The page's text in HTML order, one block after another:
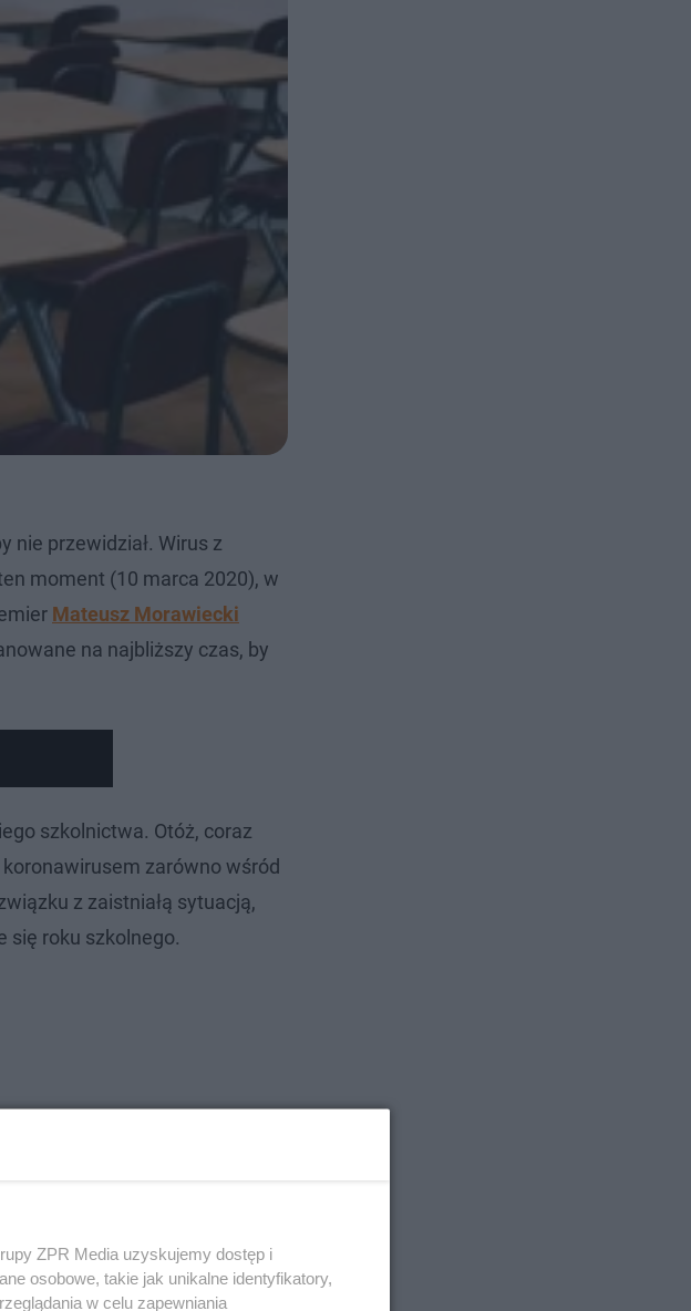
nie przewidział. Wirus z
moment (10 marca 2020), w
Mateusz Morawiecki
na najbliższy czas, by
szkolnictwa. Otóż, coraz
zarówno wśród
z zaistniałą sytuacją,
się roku szkolnego.
ZPR Media uzyskujemy dostęp i
osobowe, takie jak unikalne identyfikatory,
w celu zapewniania